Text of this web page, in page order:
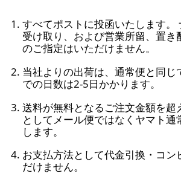
すべてポストに投函いたします。
受け取り、および営業所留、置き
のご指定はいただけません。
当社よりの出荷は、通常便と同じ
での日数は2-5日かかります。
送料が無料となるご注文金額を超
としてメール便ではなくヤマト通
します。
お支払方法として代金引換・コン
だけません。